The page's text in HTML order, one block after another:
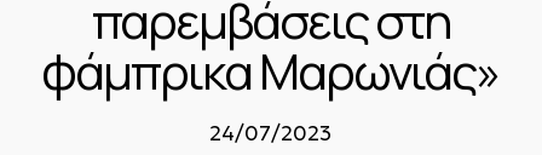
παρεμβάσεις στη
φάμπρικα Μαρωνιάς»
24/07/2023